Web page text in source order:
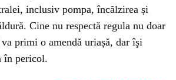
inclusiv pompa, încălzirea și
Cine nu respectă regula nu doar
primi o amendă uriașă, dar îşi
în pericol.